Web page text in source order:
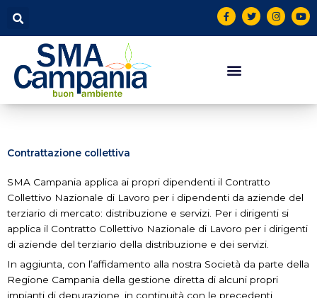
contenuto
F
a
c
e
o
k
T
w
i
t
I
n
s
t
Y
o
u
t
Contrattazione collettiva
SMA Campania applica ai propri dipendenti il Contratto
Collettivo Nazionale di Lavoro per i dipendenti da aziende del
terziario di mercato: distribuzione e servizi. Per i dirigenti si
applica il Contratto Collettivo Nazionale di Lavoro per i dirigenti
di aziende del terziario della distribuzione e dei servizi.
In aggiunta, con l’affidamento alla nostra Società da parte della
Regione Campania della gestione diretta di alcuni propri
impianti di depurazione, in continuità con le precedenti